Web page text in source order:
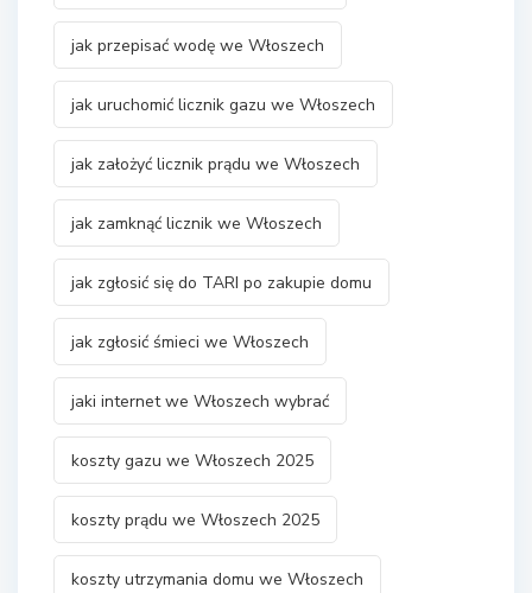
jak przepisać wodę we Włoszech
jak uruchomić licznik gazu we Włoszech
jak założyć licznik prądu we Włoszech
jak zamknąć licznik we Włoszech
jak zgłosić się do TARI po zakupie domu
jak zgłosić śmieci we Włoszech
jaki internet we Włoszech wybrać
koszty gazu we Włoszech 2025
koszty prądu we Włoszech 2025
koszty utrzymania domu we Włoszech